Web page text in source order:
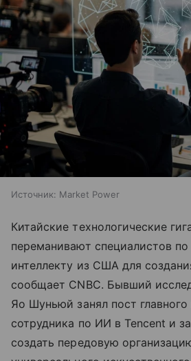
Источник: Market Power
Китайские технологические
переманивают специалистов
интеллекту из США для
сообщает CNBC. Бывший
Яо Шуньюй занял пост главного
сотрудника по ИИ в Tencent и
создать передовую